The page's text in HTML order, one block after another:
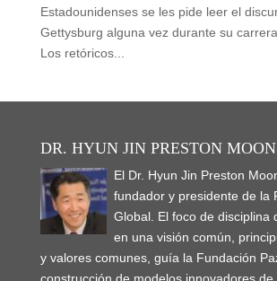
Estadounidenses se les pide leer el
Gettysburg alguna vez durante su
Los retóricos...
DR. HYUN JIN PRESTON MOON
El Dr. Hyun Jin Preston
fundador y presidente de la
Global. El foco de disciplina
en una visión común,
y valores comunes, guía la Fundación